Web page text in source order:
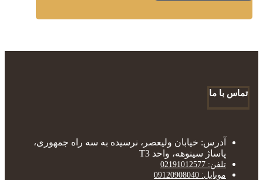
تماس با ما
آدرس: خیابان ولیعصر، نرسیده به سه راه جمهوری،
پاساژ سینوهه، واحد T3
تلفن: 02191012577
موبایل: 09120908040